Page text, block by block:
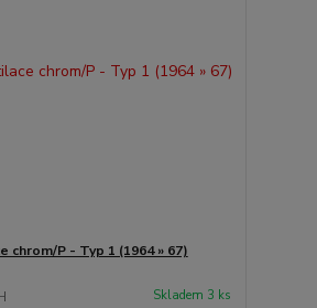
chrom/P - Typ 1 (1964 » 67)
Skladem 3 ks